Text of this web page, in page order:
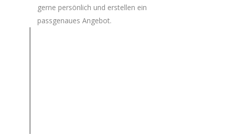
gerne persönlich und erstellen ein
passgenaues Angebot.